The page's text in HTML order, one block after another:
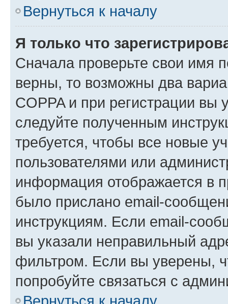
Вернуться к началу
Я только что
Сначала проверьте свои имя
верны, то возможны два
COPPA и при регистрации вы
следуйте полученным
требуется, чтобы все новые
пользователями или
информация отображается в
было прислано email-
инструкциям. Если email-
вы указали неправильный
фильтром. Если вы уверены,
попробуйте связаться с
Вернуться к началу